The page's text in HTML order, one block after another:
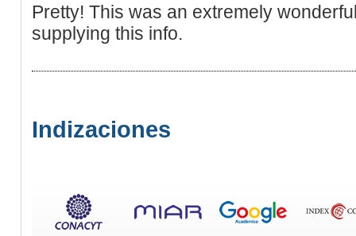
Pretty! This was an extremely
supplying this info.
Indizaciones